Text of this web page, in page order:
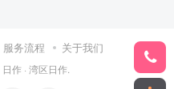
服务流程 关于我们
日作 · 湾区日作